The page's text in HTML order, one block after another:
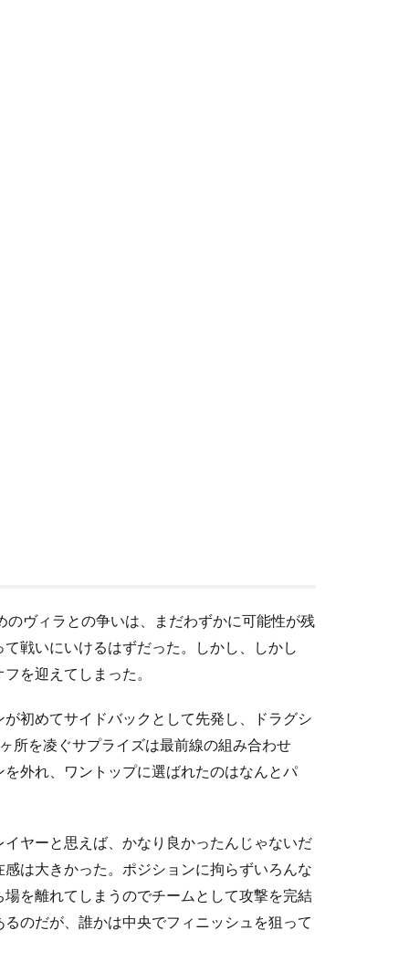
ヴィラとの争いは、まだわずかに可能性が残
戦いにいけるはずだった。しかし、しかし
を迎えてしまった。
初めてサイドバックとして先発し、ドラグシ
所を凌ぐサプライズは最前線の組み合わせ
外れ、ワントップに選ばれたのはなんとパ
ヤーと思えば、かなり良かったんじゃないだ
は大きかった。ポジションに拘らずいろんな
を離れてしまうのでチームとして攻撃を完結
のだが、誰かは中央でフィニッシュを狙って